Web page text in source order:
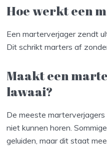
Hoe werkt een
Een marterverjager zendt
Dit schrikt marters af
Maakt een
lawaai?
De meeste
niet kunnen horen.
geluiden, maar dit staat